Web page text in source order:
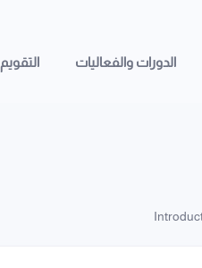
الدورات والفعاليات التقويم